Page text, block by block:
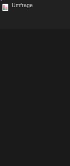
Umfrage